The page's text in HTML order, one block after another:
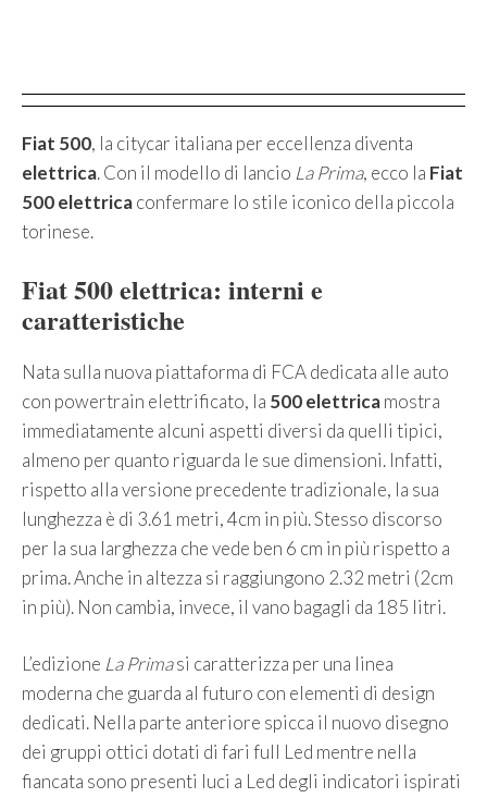
Fiat 500, la citycar italiana per eccellenza diventa
elettrica. Con il modello di lancio La Prima, ecco la Fiat
500 elettricaconfermare lo stile iconico della piccola
torinese.
Fiat 500 elettrica: interni e
caratteristiche
Nata sulla nuova piattaforma di FCA dedicata alle auto
con powertrain elettrificato, la 500 elettricamostra
immediatamente alcuni aspetti diversi da quelli tipici,
almeno per quanto riguarda le sue dimensioni. Infatti,
rispetto alla versione precedente tradizionale, la sua
lunghezza è di 3.61 metri, 4cm in più. Stesso discorso
per la sua larghezza che vede ben 6 cm in più rispetto a
prima. Anche in altezza si raggiungono 2.32 metri (2cm
in più). Non cambia, invece, il vano bagagli da 185 litri.
L’edizione La Primasi caratterizza per una linea
moderna che guarda al futuro con elementi di design
dedicati. Nella parte anteriore spicca il nuovo disegno
dei gruppi ottici dotati di fari full Led mentre nella
fiancata sono presenti luci a Led degli indicatori ispirati